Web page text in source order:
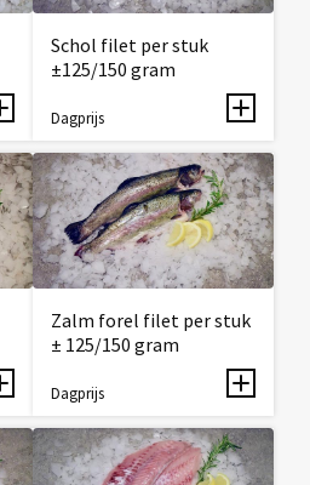
Schol filet per stuk
±125/150 gram
Dagprijs
Zalm forel filet per stuk
± 125/150 gram
Dagprijs